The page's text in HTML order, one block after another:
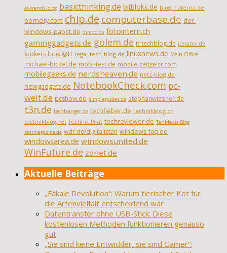
ai-trends.blog basicthinking.de bitbloks.de blog.materna.de
borncity.com chip.de computerbase.de der-
windows-papst.de dimdo.de fotointern.ch
gaminggadgets.de golem.de it-techblog.de iteratec.de
krokers look @IT legal-tech-blog.de linuxnews.de Mein Office
michael-bickel.de mobi-test.de mobile-zeitgeist.com
mobilegeeks.de nerdsheaven.de netz-blog.de
newgadgets.de NotebookCheck.com pc-
welt.de pcshow.de simpleguides.de stephanwiesner.de
t3n.de techbanger.de techfieber.de technikblog.ch
technikblog.net Technik Pirat techreviewer.de TenMedia Blog
testmagazine.de wdr.de/digitalistan windows-faq.de
windowsarea.de windowsunited.de
WinFuture.de zdnet.de
Aktuelle Beiträge
„Fäkale Revolution“: Warum tierischer Kot für
die Artenvielfalt entscheidend war
Datentransfer ohne USB-Stick: Diese
kostenlosen Methoden funktionieren genauso
gut
„Sie sind keine Entwickler, sie sind Gamer“: